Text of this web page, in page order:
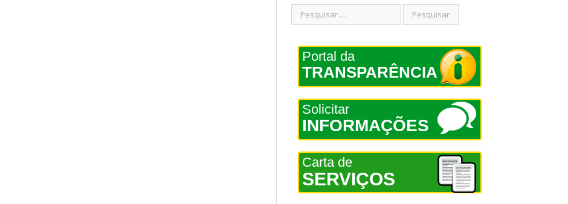
Portal da
TRANSPARÊNCIA
Solicitar
INFORMAÇÕES
Carta de
SERVIÇOS